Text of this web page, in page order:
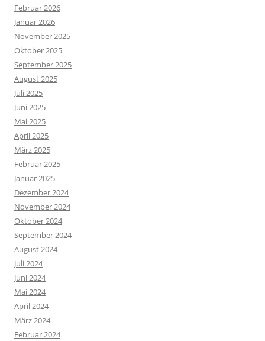
Februar 2026
Januar 2026
November 2025
Oktober 2025
September 2025
August 2025
Juli 2025
Juni 2025
Mai 2025
April 2025
März 2025
Februar 2025
Januar 2025
Dezember 2024
November 2024
Oktober 2024
September 2024
August 2024
Juli 2024
Juni 2024
Mai 2024
April 2024
März 2024
Februar 2024